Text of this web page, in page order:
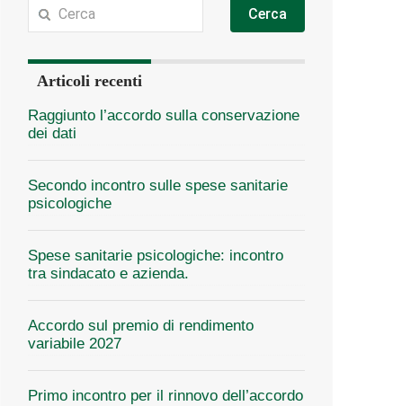
Cerca
Articoli recenti
Raggiunto l’accordo sulla conservazione
dei dati
Secondo incontro sulle spese sanitarie
psicologiche
Spese sanitarie psicologiche: incontro
tra sindacato e azienda.
Accordo sul premio di rendimento
variabile 2027
Primo incontro per il rinnovo dell’accordo